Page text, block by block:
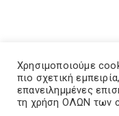
Χρησιμοποιούμε
πιο σχετική
επανειλημμένες
τη χρήση ΟΛΩΝ των